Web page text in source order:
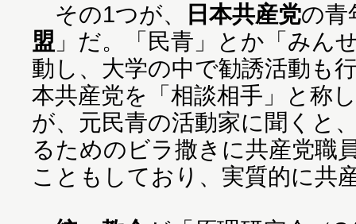
その1つが、 日本共産党の青
盟 」だ。「民青」とか「みん
動し、大学の中で勧誘活動も
本共産党を「相談相手」と称
が、元民青の活動家に聞くと
るためのビラ撒きに共産党職
こともしており、実質的に共